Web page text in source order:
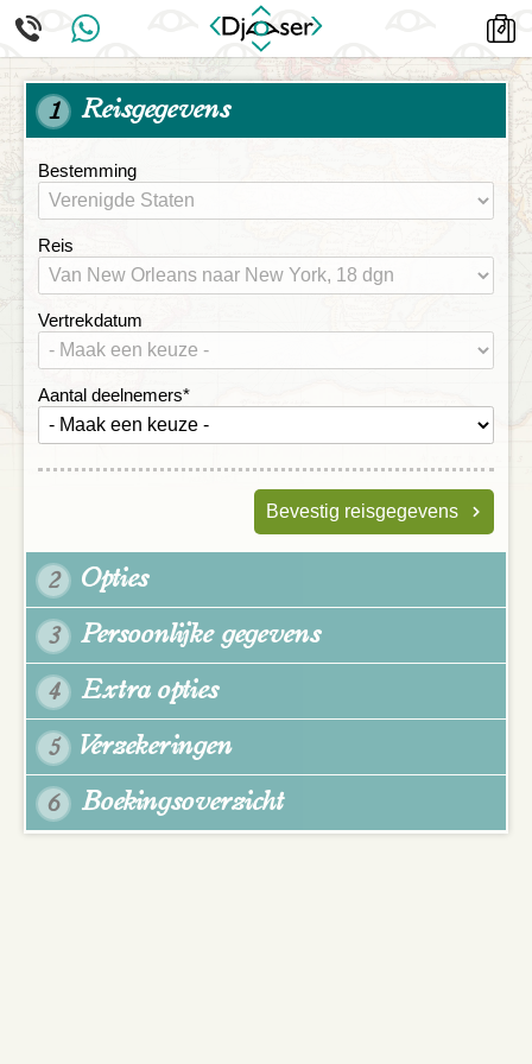
1 Reisgegevens
Bestemming
Reis
Vertrekdatum
Aantal deelnemers*
Bevestig reisgegevens
2 Opties
3 Persoonlijke gegevens
4 Extra opties
5 Verzekeringen
6 Boekingsoverzicht